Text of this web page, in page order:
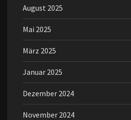
August 2025
Mai 2025
März 2025
Januar 2025
Dezember 2024
November 2024